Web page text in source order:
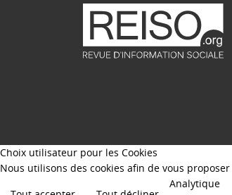
Choix utilisateur pour les Cookies
Nous utilisons des cookies afin de vous
Analytique